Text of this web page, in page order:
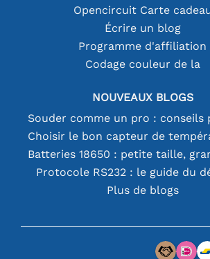
Opencircuit Carte
Écrire un blog
Programme d'affiliation
Codage couleur de la
NOUVEAUX BLOGS
Protocole RS232 : le guide du
Plus de blogs